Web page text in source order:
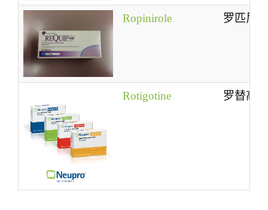
Ropinirole 罗匹尼罗
Rotigotine 罗替高停